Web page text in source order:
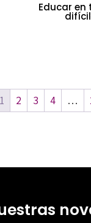
Educar en
1 2 3 4 …